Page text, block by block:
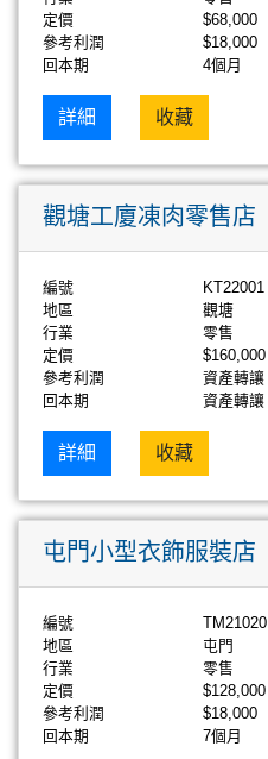
定價
$68,000
參考利潤
$18,000
回本期
4個月
詳細 收藏
觀塘工廈凍肉零售店
編號
KT22001
地區
觀塘
行業
零售
定價
$160,000
參考利潤
資產轉讓
回本期
資產轉讓
詳細 收藏
屯門小型衣飾服裝店
編號
TM21020
地區
屯門
行業
零售
定價
$128,000
參考利潤
$18,000
回本期
7個月